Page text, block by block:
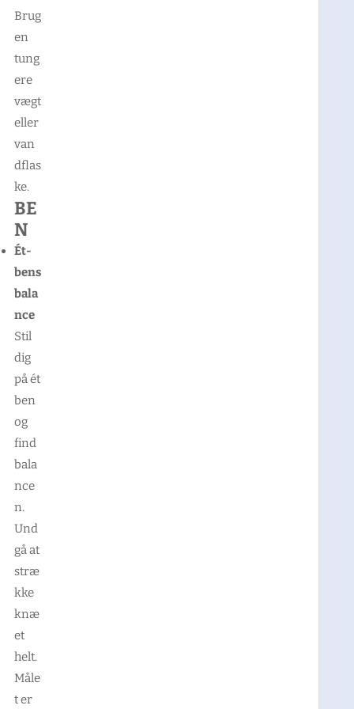
Brug
en
tung
ere
vægt
eller
van
dflas
ke.
BE
N
Ét-
bens
bala
nce
Stil
dig
på ét
ben
og
find
bala
nce
n.
Und
gå at
stræ
kke
knæ
et
helt.
Måle
t er